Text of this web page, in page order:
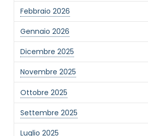
Febbraio 2026
Gennaio 2026
Dicembre 2025
Novembre 2025
Ottobre 2025
Settembre 2025
Luglio 2025